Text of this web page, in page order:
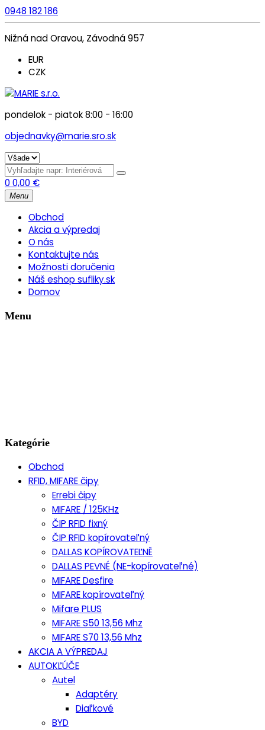
0948 182 186
Nižná nad Oravou, Závodná 957
EUR
CZK
pondelok - piatok 8:00 - 16:00
objednavky@marie.sro.sk
0 0,00 €
Menu
Obchod
Akcia a výpredaj
O nás
Kontaktujte nás
Možnosti doručenia
Náš eshop sufliky.sk
Domov
Menu
Kategórie
Obchod
RFID, MIFARE čipy
Errebi čipy
MIFARE / 125KHz
ČIP RFID fixný
ČIP RFID kopírovateľný
DALLAS KOPÍROVATEĽNĚ
DALLAS PEVNÉ (NE-kopírovateľné)
MIFARE Desfire
MIFARE kopírovateľný
Mifare PLUS
MIFARE S50 13,56 Mhz
MIFARE S70 13,56 Mhz
AKCIA A VÝPREDAJ
AUTOKĽÚČE
Autel
Adaptéry
Diaľkové
BYD